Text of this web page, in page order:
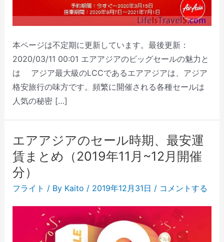
本ページは不定期に更新しています。最後更新：
2020/03/11 00:01 エアアジアのビッグセールの魅力と
は アジア最大級のLCCであるエアアジアは、アジア
格安旅行の味方です。頻繁に開催される各種セールは
人気の秘密 […]
エアアジアのセール時期、最安運
賃まとめ（2019年11月~12月開催
分）
フライト / By Kaito / 2019年12月31日 / コメントする